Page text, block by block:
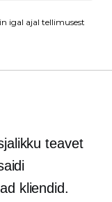
igal ajal tellimusest
teavet
kliendid.